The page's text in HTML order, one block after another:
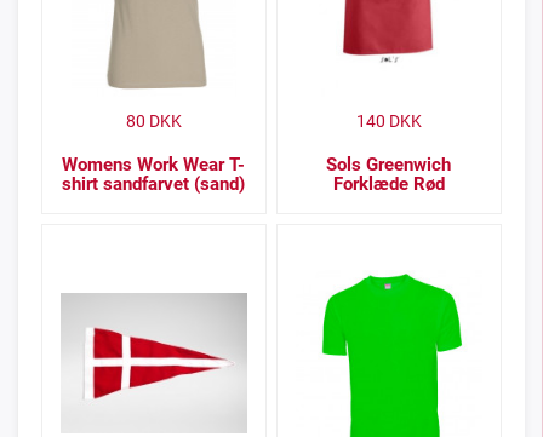
Womens Work Wear T-
shirt sandfarvet (sand)
80 DKK
Sols Greenwich
Forklæde Rød
140 DKK